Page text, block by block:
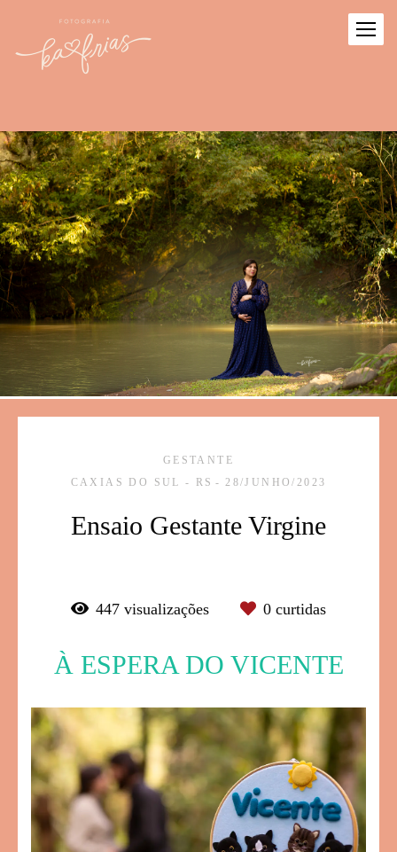
GESTANTE
CAXIAS DO SUL - RS
28/JUNHO/2023
Ensaio Gestante Virgine
447 visualizações 0 curtidas
À ESPERA DO VICENTE